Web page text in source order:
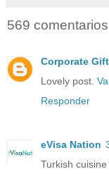
569
Corporate
Lovely post.
Responder
eVisa Nation
Turkish